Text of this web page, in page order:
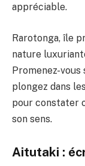
appréciable.
Rarotonga, île
nature
Promenez-
plongez dans
pour constater
son sens.
Aitutaki :